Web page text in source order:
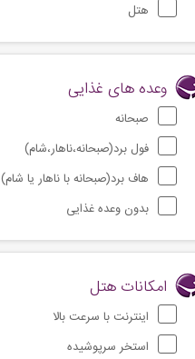
هتل
وعده های غذایی
صبحانه
فول برد(صبحانه،ناهار،شام)
هاف برد(صبحانه با ناهار یا شام)
بدون وعده غذایی
امکانات هتل
اینترنت با سرعت بالا
استخر سرپوشیده